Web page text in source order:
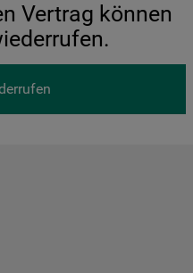
Vertrag können